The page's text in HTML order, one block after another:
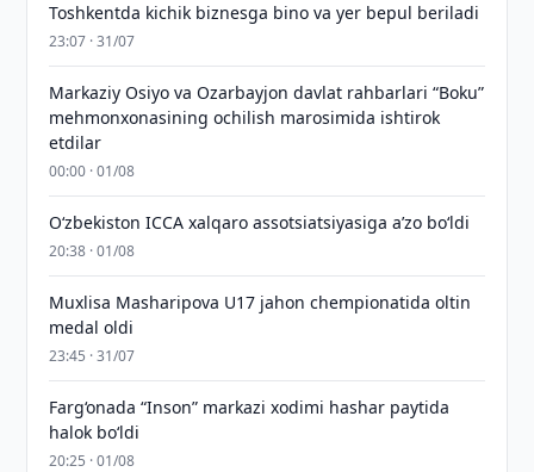
Toshkentda kichik biznesga bino va yer bepul beriladi
23:07 · 31/07
Markaziy Osiyo va Ozarbayjon davlat rahbarlari “Boku”
mehmonxonasining ochilish marosimida ishtirok
etdilar
00:00 · 01/08
O‘zbekiston ICCA xalqaro assotsiatsiyasiga aʼzo bo‘ldi
20:38 · 01/08
Muxlisa Masharipova U17 jahon chempionatida oltin
medal oldi
23:45 · 31/07
Farg‘onada “Inson” markazi xodimi hashar paytida
halok bo‘ldi
20:25 · 01/08